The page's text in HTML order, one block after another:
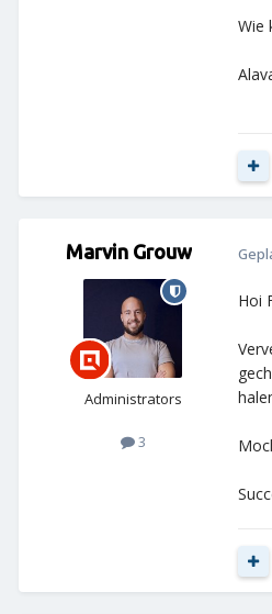
Wie
Marvin Grouw
Administrators
3
Hoi